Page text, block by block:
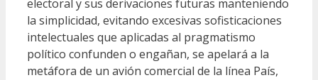
electoral y sus derivaciones futuras manteniendo
la simplicidad, evitando excesivas sofisticaciones
intelectuales que aplicadas al pragmatismo
político confunden o engañan, se apelará a la
metáfora de un avión comercial de la línea País,